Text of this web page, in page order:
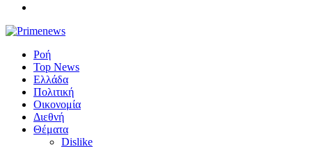
Ροή
Top News
Ελλάδα
Πολιτική
Οικονομία
Διεθνή
Θέματα
Dislike